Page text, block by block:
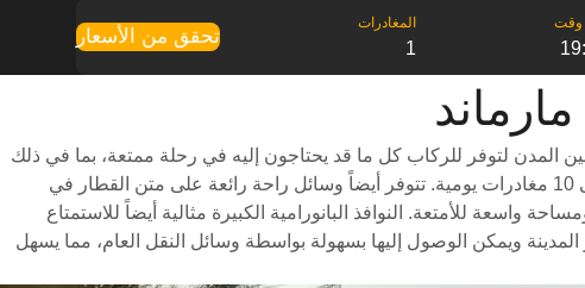
1
تحقق من الأسعار
لتوفر للركاب كل ما قد يحتاجون إليه في رحلة ممتعة، بما في ذلك
درجات سفر متنوعة للاختيار من بينها وأوقات سفر سريعة (تستغرق الرحلة حوالي 2 ساعات) وجدول مواعيد شامل يتضمن ما يصل إلى 10 مغادرات يومية. تتوفر أيضاً وسائل راحة رائعة على متن القطار في
للأمتعة. النوافذ البانورامية الكبيرة مثالية أيضاً للاستمتاع
ويمكن الوصول إليها بسهولة بواسطة وسائل النقل العام، مما يسهل